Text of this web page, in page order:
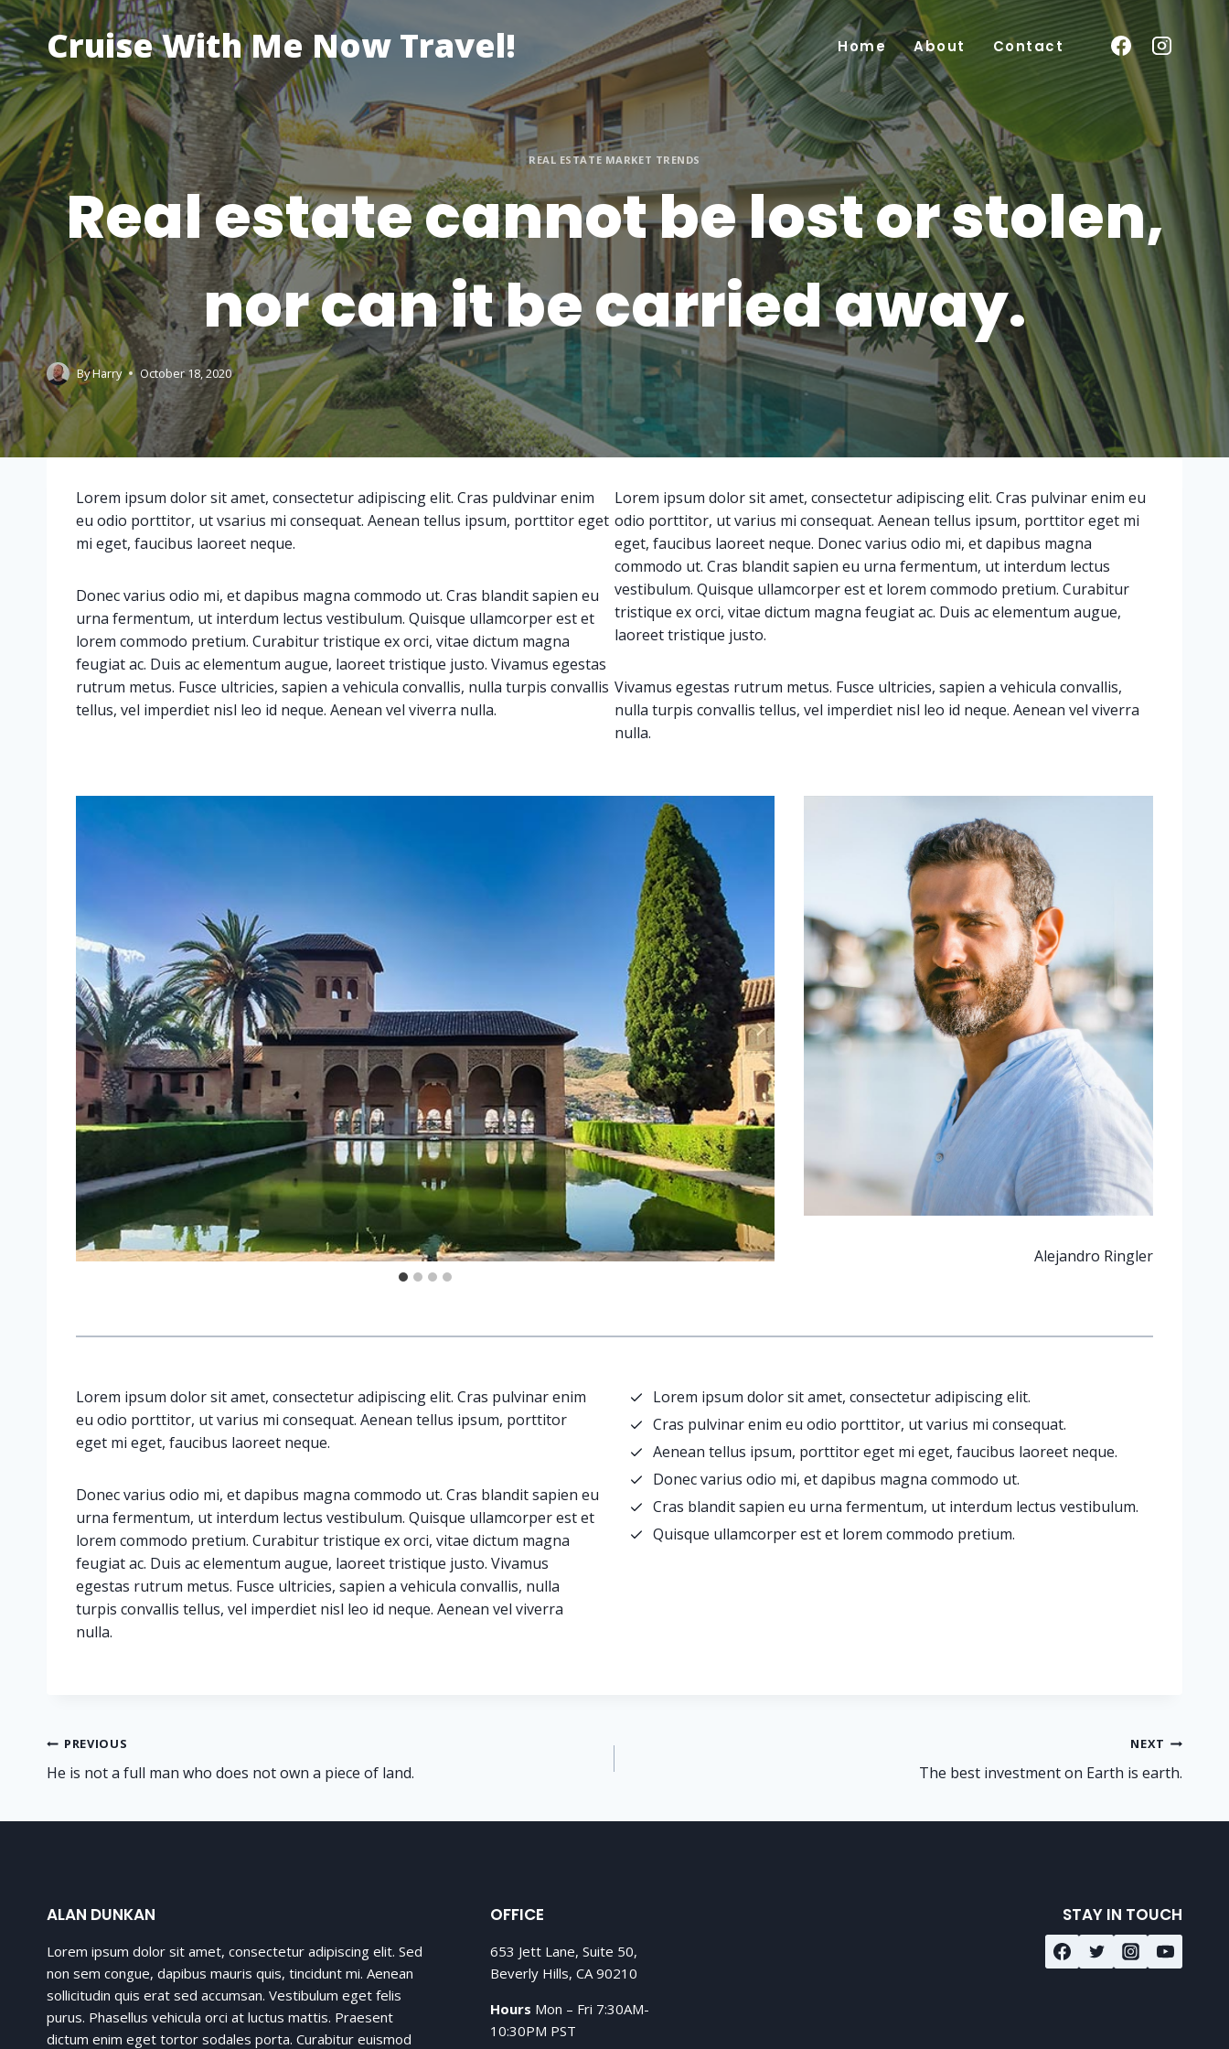
Skip
to
contentCruise With Me Now Travel! Home About Contact
REAL ESTATE MARKET TRENDS
Real estate cannot be lost or stolen,
nor can it be carried away.
ByHarry October 18, 2020
Lorem ipsum dolor sit amet, consectetur adipiscing elit. Cras puldvinar enim
eu odio porttitor, ut vsarius mi consequat. Aenean tellus ipsum, porttitor eget
mi eget, faucibus laoreet neque.
Donec varius odio mi, et dapibus magna commodo ut. Cras blandit sapien eu
urna fermentum, ut interdum lectus vestibulum. Quisque ullamcorper est et
lorem commodo pretium. Curabitur tristique ex orci, vitae dictum magna
feugiat ac. Duis ac elementum augue, laoreet tristique justo. Vivamus egestas
rutrum metus. Fusce ultricies, sapien a vehicula convallis, nulla turpis convallis
tellus, vel imperdiet nisl leo id neque. Aenean vel viverra nulla.
Lorem ipsum dolor sit amet, consectetur adipiscing elit. Cras pulvinar enim eu
odio porttitor, ut varius mi consequat. Aenean tellus ipsum, porttitor eget mi
eget, faucibus laoreet neque. Donec varius odio mi, et dapibus magna
commodo ut. Cras blandit sapien eu urna fermentum, ut interdum lectus
vestibulum. Quisque ullamcorper est et lorem commodo pretium. Curabitur
tristique ex orci, vitae dictum magna feugiat ac. Duis ac elementum augue,
laoreet tristique justo.
Vivamus egestas rutrum metus. Fusce ultricies, sapien a vehicula convallis,
nulla turpis convallis tellus, vel imperdiet nisl leo id neque. Aenean vel viverra
nulla.
Alejandro Ringler
Lorem ipsum dolor sit amet, consectetur adipiscing elit. Cras pulvinar enim
eu odio porttitor, ut varius mi consequat. Aenean tellus ipsum, porttitor
eget mi eget, faucibus laoreet neque.
Donec varius odio mi, et dapibus magna commodo ut. Cras blandit sapien eu
urna fermentum, ut interdum lectus vestibulum. Quisque ullamcorper est et
lorem commodo pretium. Curabitur tristique ex orci, vitae dictum magna
feugiat ac. Duis ac elementum augue, laoreet tristique justo. Vivamus
egestas rutrum metus. Fusce ultricies, sapien a vehicula convallis, nulla
turpis convallis tellus, vel imperdiet nisl leo id neque. Aenean vel viverra
nulla.
Lorem ipsum dolor sit amet, consectetur adipiscing elit.
Cras pulvinar enim eu odio porttitor, ut varius mi consequat.
Aenean tellus ipsum, porttitor eget mi eget, faucibus laoreet neque.
Donec varius odio mi, et dapibus magna commodo ut.
Cras blandit sapien eu urna fermentum, ut interdum lectus vestibulum.
Quisque ullamcorper est et lorem commodo pretium.
Post
navigation
PREVIOUS
He is not a full man who does not own a piece of land.
NEXT
The best investment on Earth is earth.
ALAN DUNKAN
Lorem ipsum dolor sit amet, consectetur adipiscing elit. Sed
non sem congue, dapibus mauris quis, tincidunt mi. Aenean
sollicitudin quis erat sed accumsan. Vestibulum eget felis
purus. Phasellus vehicula orci at luctus mattis. Praesent
dictum enim eget tortor sodales porta. Curabitur euismod
OFFICE
653 Jett Lane, Suite 50,
Beverly Hills, CA 90210
Hours Mon – Fri 7:30AM-
10:30PM PST
STAY IN TOUCH